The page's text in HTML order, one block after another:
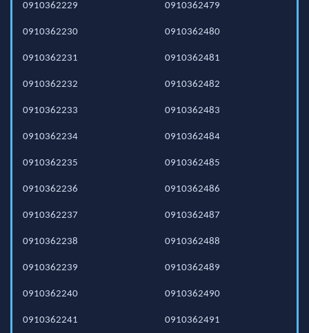
0910362229
0910362230
0910362231
0910362232
0910362233
0910362234
0910362235
0910362236
0910362237
0910362238
0910362239
0910362240
0910362241
0910362479
0910362480
0910362481
0910362482
0910362483
0910362484
0910362485
0910362486
0910362487
0910362488
0910362489
0910362490
0910362491